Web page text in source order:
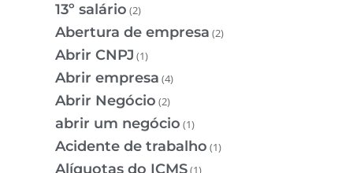
13º salário (2)
Abertura de empresa (2)
Abrir CNPJ (1)
Abrir empresa (4)
Abrir Negócio (2)
abrir um negócio (1)
Acidente de trabalho (1)
Alíquotas do ICMS(1)